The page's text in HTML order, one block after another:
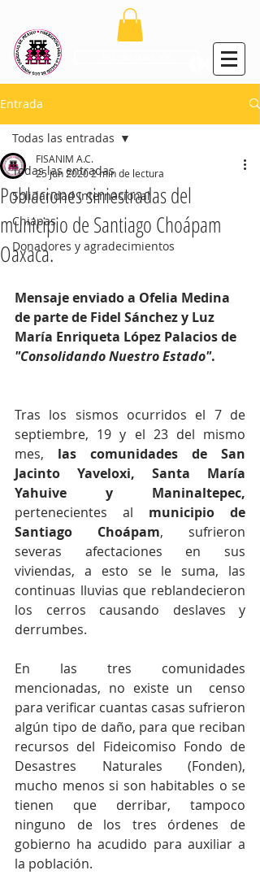
el fideo
Entrada
Todas las entradas
Solidaridad Internacional
Chiapas
Donadores y agradecimientos
Todas las entradas
Poblaciones siniestradas del
municipio de Santiago Choápam
Oaxaca.
FISANIM A.C.
25 jun 20202 min de lectura
Mensaje enviado a Ofelia Medina
de parte de Fidel Sánchez y Luz
María Enriqueta López Palacios de
"Consolidando Nuestro Estado".
Tras los sismos ocurridos el 7 de
septiembre, 19 y el 23 del mismo
mes, las comunidades de San
Jacinto Yaveloxi, Santa María
pertenecientes al municipio de
Santiago Choápam, sufrieron
severas afectaciones en sus
viviendas, a esto se le suma, las
continuas lluvias que reblandecieron
los cerros causando deslaves y
derrumbes.
En las tres comunidades
mencionadas, no existe un  censo
para verificar cuantas casas sufrieron
algún tipo de daño, para que reciban
recursos del Fideicomiso Fondo de
Desastres Naturales (Fonden),
mucho menos si son habitables o se
tienen que derribar, tampoco
ninguno de los tres órdenes de
gobierno ha acudido para auxiliar a
la población.